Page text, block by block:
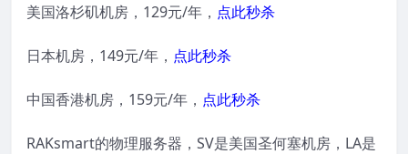
美国洛杉矶机房，129元/年， 点此秒杀
日本机房，149元/年， 点此秒杀
中国香港机房，159元/年， 点此秒杀
RAKsmart的物理服务器，SV是美国圣何塞机房，LA是